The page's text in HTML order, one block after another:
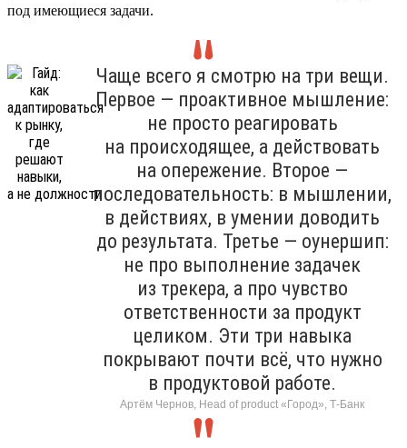
под имеющиеся задачи.
Чаще всего я смотрю на три вещи.
Первое — проактивное мышление:
не просто реагировать
на происходящее, а действовать
на опережение. Второе —
последовательность: в мышлении,
в действиях, в умении доводить
до результата. Третье — оунершип:
не про выполнение задачек
из трекера, а про чувство
ответственности за продукт
целиком. Эти три навыка
покрывают почти всё, что нужно
в продуктовой работе.
Артём Чернов, Head of product «Город», Т-Банк